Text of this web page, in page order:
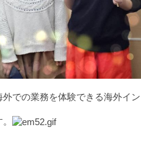
での業務を体験できる海外イ